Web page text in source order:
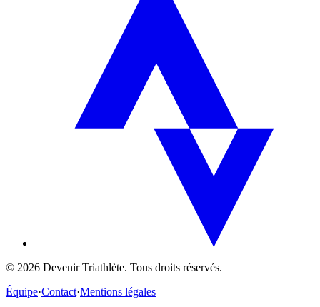
© 2026 Devenir Triathlète. Tous droits réservés.
Équipe·Contact·Mentions légales